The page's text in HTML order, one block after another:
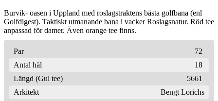
Burvik- oasen i Uppland med roslagstraktens bästa golfbana (enl
Golfdigest). Taktiskt utmanande bana i vacker Roslagsnatur. Röd tee
anpassad för damer. Även orange tee finns.
Par
72
Antal hål
18
Längd (Gul tee)
5661
Arkitekt
Bengt Lorichs